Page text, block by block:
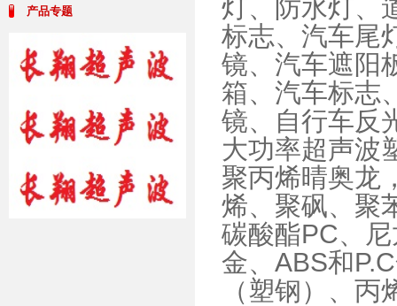
产品专题
灯、防水灯、
标志、汽车尾
镜、汽车遮阳
箱、汽车标志
镜、自行车反
大功率超声波
聚丙烯晴奥龙
烯、聚砜、聚
碳酸酯PC、
金、ABS和
（塑钢）、